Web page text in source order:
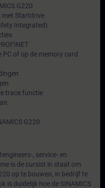
G220
met Startdrive
Integrated)
of op de memory card
trace functie
G220
, service- en
is de cursist in staat om
op te bouwen, in bedrijf te
is duidelijk hoe de SINAMICS